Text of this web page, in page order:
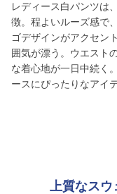
レディース白パンツは
徴。程よいルーズ感で
ゴデザインがアクセン
囲気が漂う。ウエスト
な着心地が一日中続く
ースにぴったりなアイテ
上質なスウ